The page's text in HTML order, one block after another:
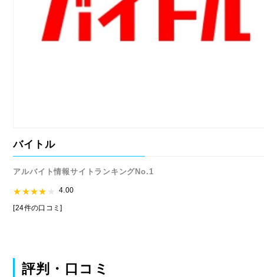
バイトル
アルバイト情報サイトランキングNo.1
4.00
[24件の口コミ]
評判・口コミ